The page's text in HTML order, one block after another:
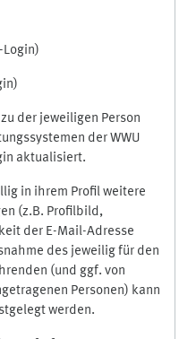
der jeweiligen Person
der WWU
aktualisiert.
in ihrem Profil weitere
(z.B. Profilbild,
der E-Mail-Adresse
des jeweilig für den
(und ggf. von
Personen) kann
werden.